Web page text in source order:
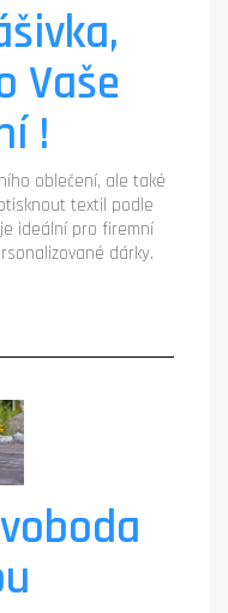
Vaše
!
oblečení, ale také
textil podle
ideální pro firemní
dárky.